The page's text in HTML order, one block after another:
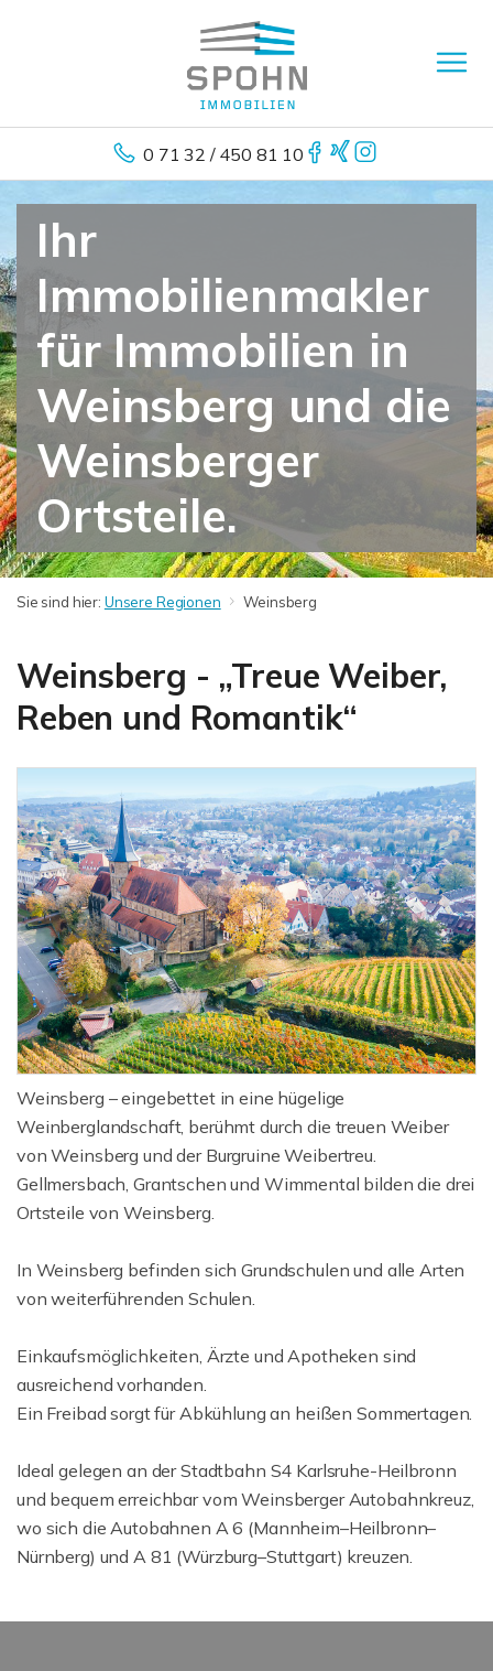
0 71 32 / 450 81 10
Ihr
Immobilienmakler
für Immobilien in
Weinsberg und die
Weinsberger
Ortsteile.
Sie sind hier: Unsere Regionen Weinsberg
Weinsberg - „Treue Weiber,
Reben und Romantik“
Weinsberg – eingebettet in eine hügelige
Weinberglandschaft, berühmt durch die treuen Weiber
von Weinsberg und der Burgruine Weibertreu.
Gellmersbach, Grantschen und Wimmental bilden die drei
Ortsteile von Weinsberg.
In Weinsberg befinden sich Grundschulen und alle Arten
von weiterführenden Schulen.
Einkaufsmöglichkeiten, Ärzte und Apotheken sind
ausreichend vorhanden.
Ein Freibad sorgt für Abkühlung an heißen Sommertagen.
Ideal gelegen an der Stadtbahn S4 Karlsruhe-Heilbronn
und bequem erreichbar vom Weinsberger Autobahnkreuz,
wo sich die Autobahnen A 6 (Mannheim–Heilbronn–
Nürnberg) und A 81 (Würzburg–Stuttgart) kreuzen.